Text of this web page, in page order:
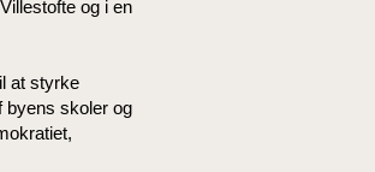
og i en
at styrke
byens skoler og